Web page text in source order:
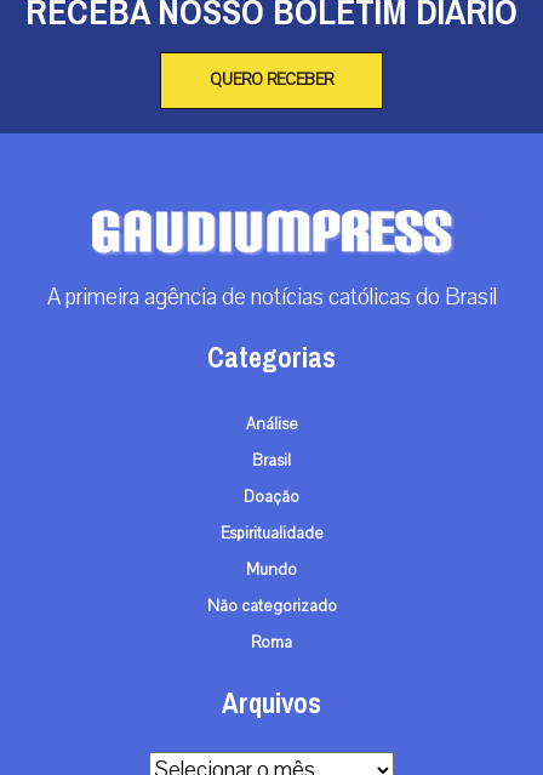
QUERO RECEBER
A primeira agência de notícias católicas do Brasil
Categorias
Análise
Brasil
Doação
Espiritualidade
Mundo
Não categorizado
Roma
Arquivos